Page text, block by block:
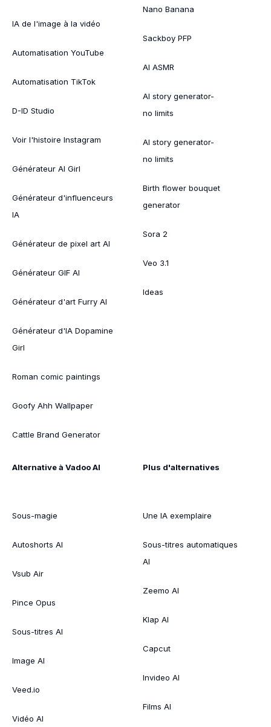
IA de l'image à la vidéo
Automatisation YouTube
Automatisation TikTok
D-ID Studio
Voir l'histoire Instagram
Générateur AI Girl
Générateur d'influenceurs
IA
Générateur de pixel art AI
Générateur GIF AI
Générateur d'art Furry AI
Générateur d'IA Dopamine
Girl
Roman comic paintings
Goofy Ahh Wallpaper
Cattle Brand Generator
Nano Banana
Sackboy PFP
AI ASMR
AI story generator-
no limits
AI story generator-
no limits
Birth flower bouquet
generator
Sora 2
Veo 3.1
Ideas
Alternative à Vadoo AI
Sous-magie
Autoshorts AI
Vsub Air
Pince Opus
Sous-titres AI
Image AI
Veed.io
Vidéo AI
Plus d'alternatives
Une IA exemplaire
Sous-titres automatiques
AI
Zeemo AI
Klap AI
Capcut
Invideo AI
Films AI